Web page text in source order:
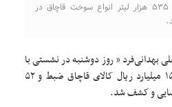
فرمانده انتظامی یزد گفت: امسال ۵۳۵ هزار لیتر انواع سوخت قاچاق در
بهدانی‌فرد ” روز دوشنبه در نشستی با
خبرنگاران استان افزود: همچنین ۱۵۵ میلیارد ریال کالای قاچاق ضبط و ۵۲
و کشف شد.